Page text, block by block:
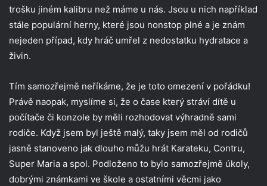
trošku jiném kalibru než máme u nás. Jsou u nich například
stále populární herny, které jsou nonstop plné a je znám
nejeden případ, kdy hráč umřel z nedostatku hydratace a
živin.
Tím samozřejmě neříkáme, že je toto omezení v pořádku!
Právě naopak, myslíme si, že o čase který stráví dítě u
počítače či konzole by měli rozhodovat výhradně sami
rodiče. Když jsem byl ještě malý, taky jsem měl od rodičů
jasně stanoveno jak dlouho můžu hrát Karateku, Contru,
Super Maria a spol. Podloženo to bylo samozřejmě úkoly,
dobrými známkami ve škole a ostatními věcmi jako